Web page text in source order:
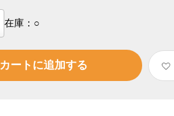
在庫： ○
カートに追加する